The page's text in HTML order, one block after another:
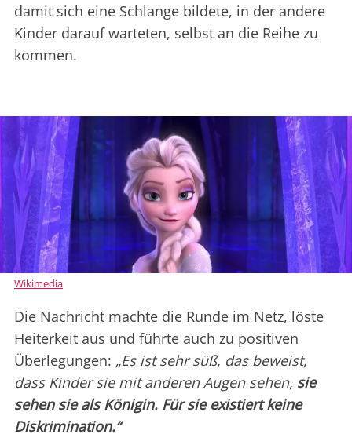
damit sich eine Schlange bildete, in der andere
Kinder darauf warteten, selbst an die Reihe zu
kommen.
Wikimedia
Die Nachricht machte die Runde im Netz, löste
Heiterkeit aus und führte auch zu positiven
Überlegungen: „Es ist sehr süß, das beweist,
dass Kinder sie mit anderen Augen sehen, sie
sehen sie als Königin. Für sie existiert keine
Diskrimination.“